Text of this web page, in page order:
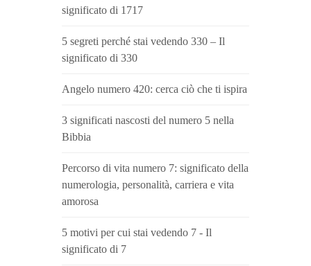
significato di 1717
5 segreti perché stai vedendo 330 – Il
significato di 330
Angelo numero 420: cerca ciò che ti ispira
3 significati nascosti del numero 5 nella
Bibbia
Percorso di vita numero 7: significato della
numerologia, personalità, carriera e vita
amorosa
5 motivi per cui stai vedendo 7 - Il
significato di 7